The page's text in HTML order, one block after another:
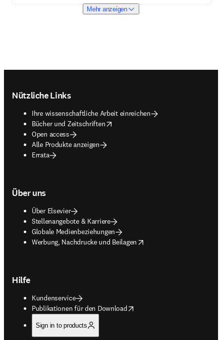
Mehr anzeigen
Nützliche Links
Ihre wissenschaftliche Arbeit einreichen
Bücher und Zeitschriften
opens in new tab/window
Open access
Alle Produkte anzeigen
Errata
Über uns
Über Elsevier
Stellenangebote & Karriere
Globale Medienbeziehungen
Werbung, Nachdrucke und Beilagen
opens in new tab/window
Hilfe
Kundenservice
Publikationen für den Download
opens in new tab/window
Sign in to products